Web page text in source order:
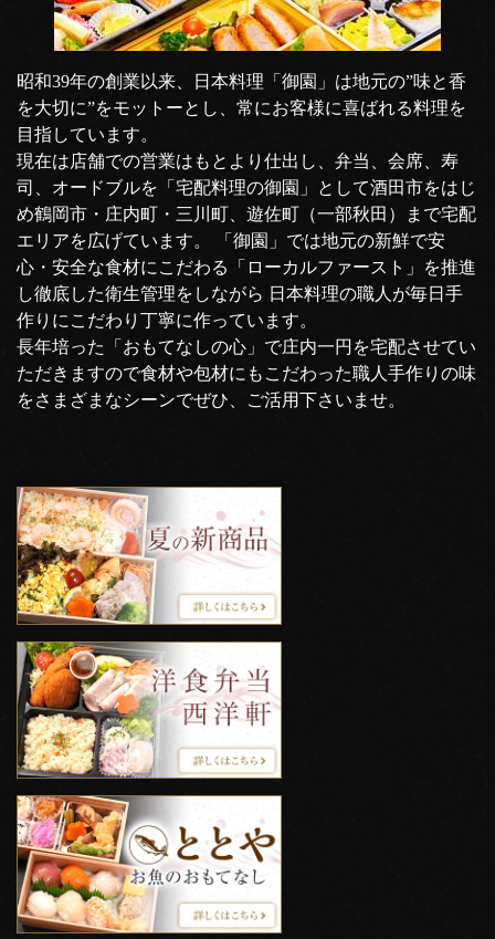
昭和39年の創業以来、日本料理「御園」は地元の”味と香
を大切に”をモットーとし、常にお客様に喜ばれる料理を
目指しています。
現在は店舗での営業はもとより仕出し、弁当、会席、寿
司、オードブルを「宅配料理の御園」として酒田市をはじ
め鶴岡市・庄内町・三川町、遊佐町（一部秋田）まで宅配
エリアを広げています。 「御園」では地元の新鮮で安
心・安全な食材にこだわる「ローカルファースト」を推進
し徹底した衛生管理をしながら 日本料理の職人が毎日手
作りにこだわり丁寧に作っています。
長年培った「おもてなしの心」で庄内一円を宅配させてい
ただきますので食材や包材にもこだわった職人手作りの味
をさまざまなシーンでぜひ、ご活用下さいませ。